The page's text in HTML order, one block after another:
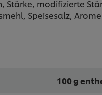
Stärke, modifizierte
Speisesalz, Aromen,
100 g